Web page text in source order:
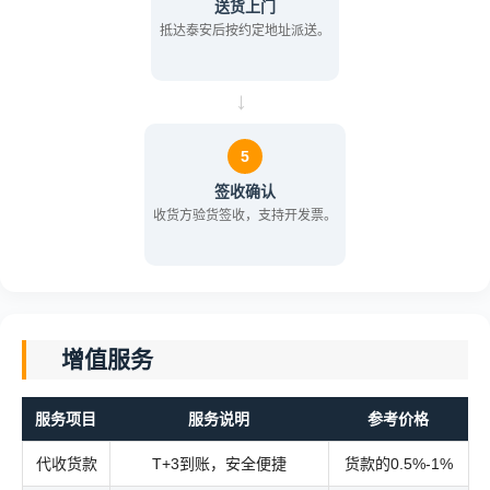
送货上门
抵达泰安后按约定地址派送。
→
5
签收确认
收货方验货签收，支持开发票。
增值服务
服务项目 服务说明 参考价格
代收货款 T+3到账，安全便捷 货款的0.5%-1%